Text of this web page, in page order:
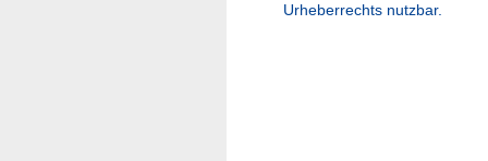
Urheberrechts nutzbar.